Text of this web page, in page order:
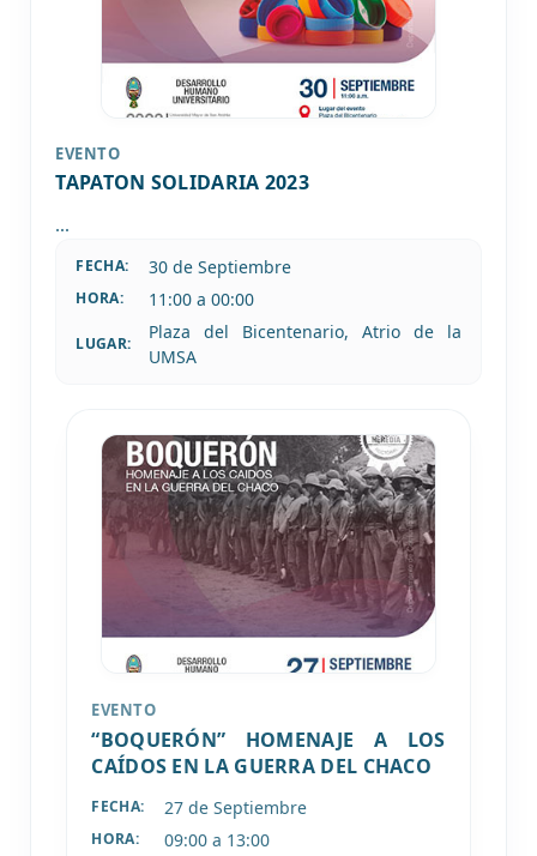
EVENTO
TAPATON SOLIDARIA 2023
...
FECHA: 30 deSeptiembre
HORA: 11:00 a 00:00
LUGAR:
Plaza del Bicentenario, Atrio de la
UMSA
EVENTO
“BOQUERÓN” HOMENAJE A LOS
CAÍDOS EN LA GUERRA DEL CHACO
FECHA: 27 deSeptiembre
HORA: 09:00 a 13:00